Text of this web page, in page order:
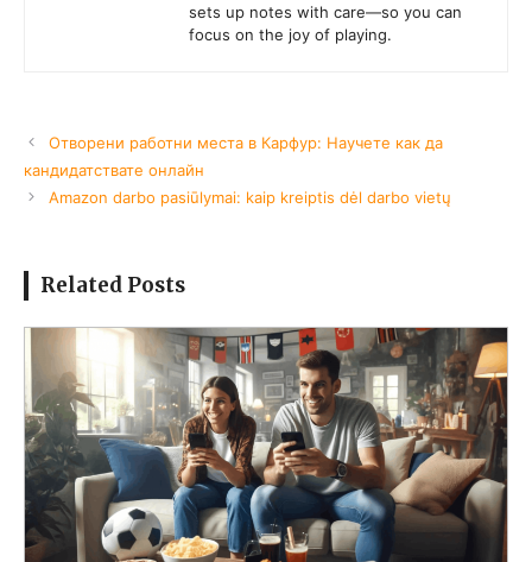
sets up notes with care—so you can
focus on the joy of playing.
Отворени работни места в Карфур: Научете как да
кандидатствате онлайн
Amazon darbo pasiūlymai: kaip kreiptis dėl darbo vietų
Related Posts